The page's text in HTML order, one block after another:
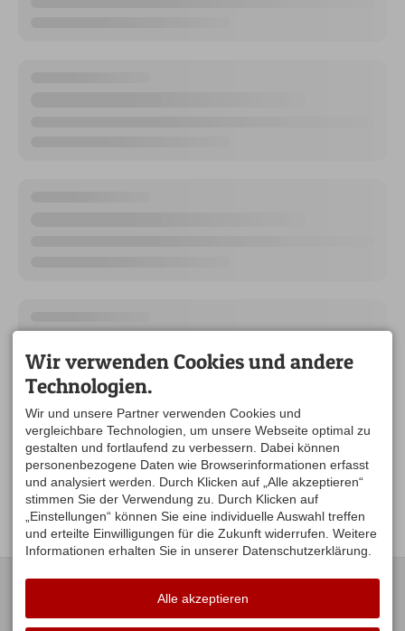
KONTAKT
Hauptstraße 16
UNSERE
ÖFFNUNGSZEITEN:
Wir verwenden Cookies und andere
Technologien.
Wir und unsere Partner verwenden Cookies und
vergleichbare Technologien, um unsere Webseite optimal zu
gestalten und fortlaufend zu verbessern. Dabei können
personenbezogene Daten wie Browserinformationen erfasst
und analysiert werden. Durch Klicken auf „Alle akzeptieren“
stimmen Sie der Verwendung zu. Durch Klicken auf
„Einstellungen“ können Sie eine individuelle Auswahl treffen
und erteilte Einwilligungen für die Zukunft widerrufen. Weitere
Informationen erhalten Sie in unserer Datenschutzerklärung.
Alle akzeptieren